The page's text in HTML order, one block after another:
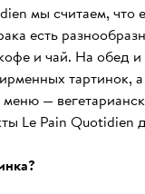
мы считаем,
есть
и чай. На обед
тартинок,
—
Le Pain Quotidien